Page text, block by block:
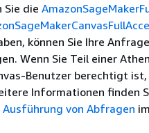
Sie die
können Sie Ihre
Wenn Sie Teil einer
Benutzer berechtigt
Informationen finden
von Abfragen im